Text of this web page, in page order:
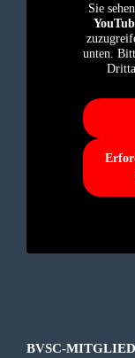
Sie
unten.
BVSC-